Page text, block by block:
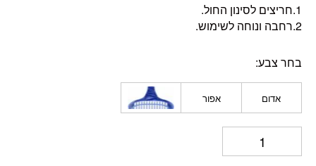
1.חריצים לסינון החול.
2.רחבה ונוחה לשימוש.
בחר צבע
אדום אפור